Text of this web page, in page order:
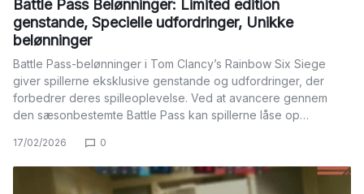
Battle Pass Belønninger: Limited edition
genstande, Specielle udfordringer, Unikke
belønninger
Battle Pass-belønninger i Tom Clancy’s Rainbow Six Siege
giver spillerne eksklusive genstande og udfordringer, der
forbedrer deres spilleoplevelse. Ved at avancere gennem
den sæsonbestemte Battle Pass kan spillerne låse op…
17/02/2026 0